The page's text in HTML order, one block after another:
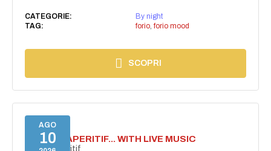
CATEGORIE:
By night
TAG:
forio, forio mood
SCOPRI
AGO
10
SECRET APERITIF... WITH LIVE MUSIC
Secret aperitif